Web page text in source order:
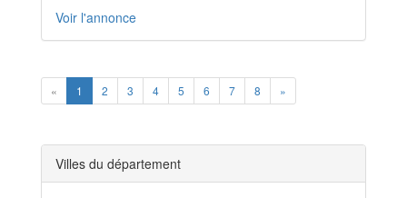
Voir l'annonce
« Previous
1 2 3 4 5 6 7 8 »
Villes du département